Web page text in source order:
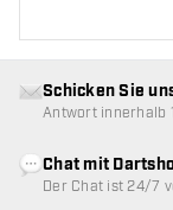
Schicken Sie
Antwort innerhalb
Chat mit
Der Chat ist 24/7